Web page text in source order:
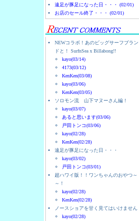
遠足が豚足になった日・・・ (02/01)
お店のセール終了・・・ (02/01)
NEWコラボ！あのビッグサーフブラン
ドと！ SurfnSea x Billabong!!
kayo(03/14)
4173(03/12)
KenKen(03/08)
kayo(03/06)
KenKen(03/05)
ソロモン流 山下マヌーさん編！
kayo(03/07)
あると思います(03/06)
戸田トンコ(03/06)
kayo(02/28)
KenKen(02/28)
遠足が豚足になった日・・・
kayo(03/02)
戸田トンコ(03/01)
超ハワイ版！！ワンちゃんのおやつ～
～！
kayo(02/28)
KenKen(02/28)
ノースショアを甘く見てはいけません
kayo(02/28)